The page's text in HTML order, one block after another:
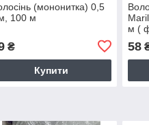
(мононитка) 0,5
100 м
₴
Купити
м (
58